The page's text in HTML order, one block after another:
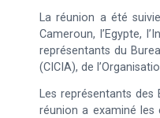
La réunion a été
Cameroun, l’Egypte,
représentants du
(CICIA), de
Les représentants
réunion a examiné les